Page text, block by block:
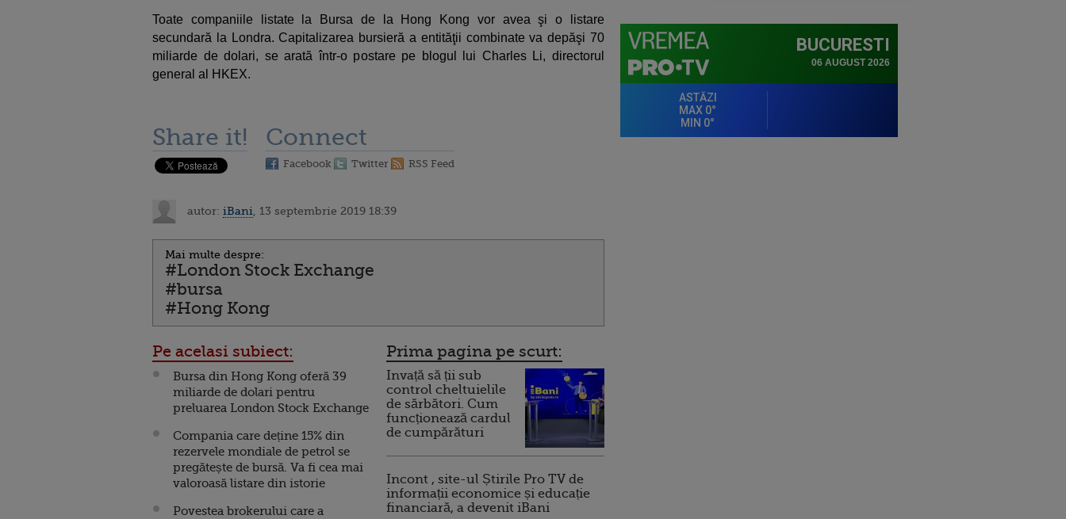
Toate companiile listate la Bursa de la Hong Kong vor avea şi o listare
secundară la Londra. Capitalizarea bursieră a entităţii combinate va depăşi 70
miliarde de dolari, se arată într-o postare pe blogul lui Charles Li, directorul
general al HKEX.
Share it! Connect
Facebook Twitter RSS Feed
autor: iBani , 13 septembrie 2019 18:39
Mai multe despre:
#London Stock Exchange
#bursa
#Hong Kong
Pe acelasi subiect:
Bursa din Hong Kong oferă 39
miliarde de dolari pentru
preluarea London Stock Exchange
Compania care deține 15% din
rezervele mondiale de petrol se
pregătește de bursă. Va fi cea mai
valoroasă listare din istorie
Povestea brokerului care a
Prima pagina pe scurt:
Invață să ții sub
control cheltuielile
de sărbători. Cum
funcționează cardul
de cumpărături
Incont , site-ul Știrile Pro TV de
informații economice și educație
financiară, a devenit iBani